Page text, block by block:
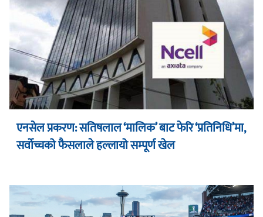
एनसेल प्रकरण: सतिषलाल ‘मालिक’ बाट फेरि ‘प्रतिनिधि’मा,
सर्वोच्चको फैसलाले हल्लायो सम्पूर्ण खेल